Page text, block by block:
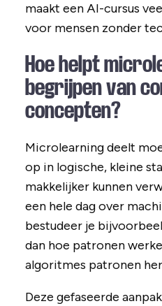
maakt een AI-cursus
voor mensen zonder
Hoe helpt
begrijpen van
concepten?
Microlearning deelt
op in logische, kleine
makkelijker kunnen
een hele dag over
bestudeer je
dan hoe patronen
algoritmes patronen
Deze gefaseerde